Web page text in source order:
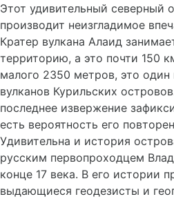
Этот удивительный северный
производит неизгладимое
Кратер вулкана Алаид
территорию, а это почти 150
малого 2350 метров, это
вулканов Курильских
последнее извержение
есть вероятность его
Удивительна и история
русским первопроходцем
конце 17 века. В его истории
выдающиеся геодезисты и